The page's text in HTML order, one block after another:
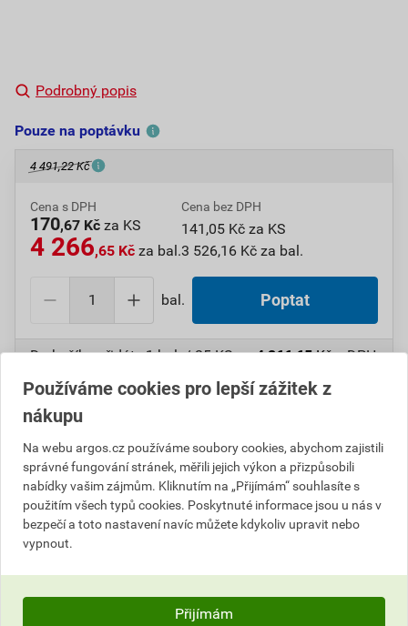
Podrobný popis
Pouze na poptávku
4 491,22 Kč
Cena s DPH
170,67 Kč za KS
4 266,65 Kč za bal.
Cena bez DPH
141,05 Kč za KS
3 526,16 Kč za bal.
bal. Poptat
Do košíku přidáte1 bal. / 25 KSza4 266,65Kčs DPH
3 526,16 bez DPH).
Číslo položky:
Popis
Používáme cookies pro lepší zážitek z
nákupu
Na webu argos.cz používáme soubory cookies, abychom zajistili
správné fungování stránek, měřili jejich výkon a přizpůsobili
nabídky vašim zájmům. Kliknutím na „Přijímám“ souhlasíte s
použitím všech typů cookies. Poskytnuté informace jsou u nás v
bezpečí a toto nastavení navíc můžete kdykoliv upravit nebo
vypnout.
Přijímám